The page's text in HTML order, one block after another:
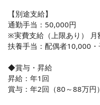
【別途支給】
通勤手当：50,000円
※実費支給（上限あり）
扶養手当：配偶者10,000
◆賞与・昇給
昇給：年1回
賞与：年2回（80～88万円）